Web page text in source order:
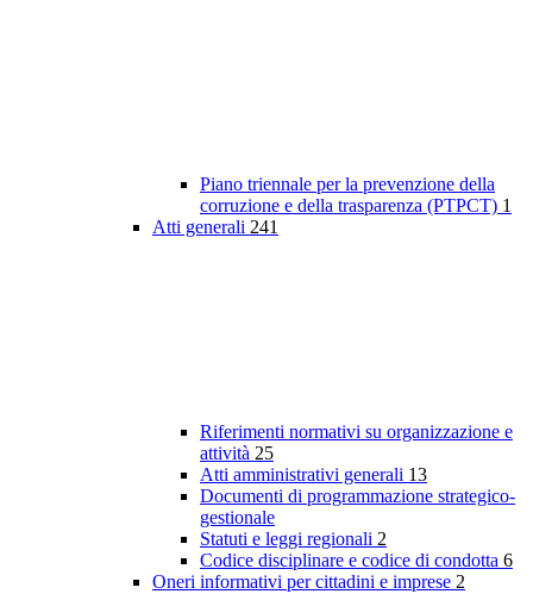
Piano triennale per la prevenzione della
corruzione e della trasparenza (PTPCT) 1
Atti generali 241
Riferimenti normativi su organizzazione e
attività 25
Atti amministrativi generali 13
Documenti di programmazione strategico-
gestionale
Statuti e leggi regionali 2
Codice disciplinare e codice di condotta 6
Oneri informativi per cittadini e imprese 2